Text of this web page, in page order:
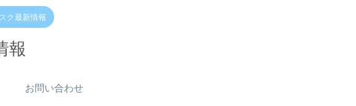
ク最新情報
報
お問い合わせ